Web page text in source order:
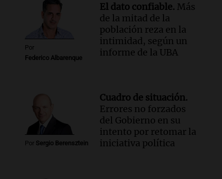
Por
Federico Albarenque
El dato confiable. Más
de la mitad de la
población reza en la
intimidad, según un
informe de la UBA
Por Sergio Berensztein
Cuadro de situación.
Errores no forzados
del Gobierno en su
intento por retomar la
iniciativa política